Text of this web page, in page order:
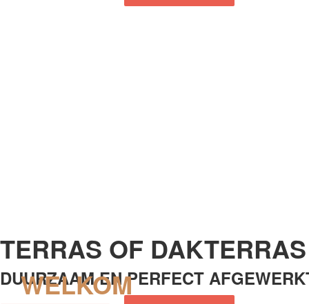
TERRAS OF DAKTERRAS
DUURZAAM EN PERFECT
WELKOM